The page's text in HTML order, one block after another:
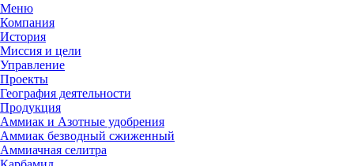
Меню
Компания
История
Миссия и цели
Управление
Проекты
География деятельности
Продукция
Аммиак и Азотные удобрения
Аммиак безводный сжиженный
Аммиачная селитра